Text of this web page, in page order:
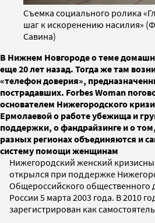
Съемка социального ролика
шаг к искоренению насилия»
Савина)
В Нижнем Новгороде о теме
еще 20 лет назад. Тогда же там
«телефон доверия»,
пострадавших. Forbes Woman
основателем Нижегородского
Ермолаевой о работе убежища и
поддержки, о фандрайзинге и о
разных регионах объединяются и
систему помощи женщинам
Нижегородский женский
открылся при поддержке
Общероссийского
России 5 марта 2003 года. В 2010
зарегистрирован как